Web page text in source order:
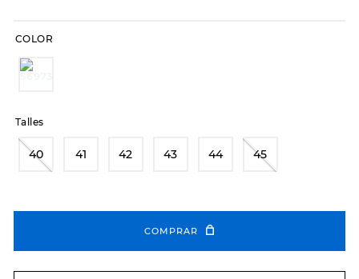
COLOR
Talles
40 41 42 43 44 45
COMPRAR